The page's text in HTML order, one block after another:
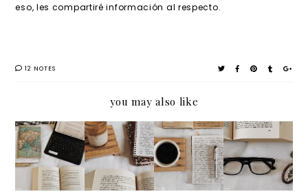
eso, les compartiré información al respecto.
12 NOTES
you may also like
Resume
n del
mes:
noviem
Resume
n del
mes:
julio-
Resume
n del
mes:
marzo-
Resume
n del
mes: